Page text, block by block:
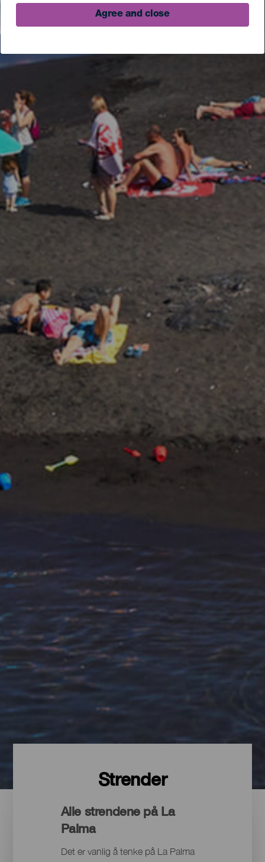
Agree and close
Strender
Alle strendene på La
Palma
Det er vanlig å tenke på La Palma